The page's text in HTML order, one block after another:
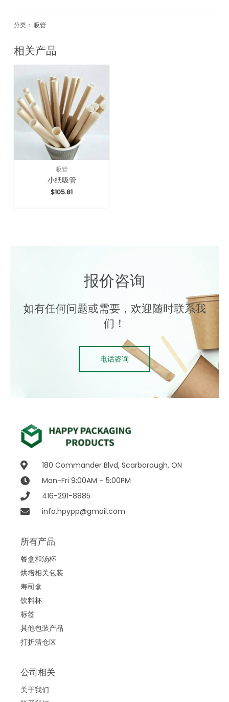
分类：吸管
相关产品
吸管
小纸吸管
$105.81
报价咨询
如有任何问题或需要，欢迎随时联系我
们！
电话咨询
180 Commander Blvd, Scarborough, ON
Mon-Fri 9:00AM – 5:00PM
416-291-8885
info.hpypp@gmail.com
所有产品
餐盒和汤杯
烘培相关包装
寿司盒
饮料杯
标签
其他包装产品
打折清仓区
公司相关
关于我们